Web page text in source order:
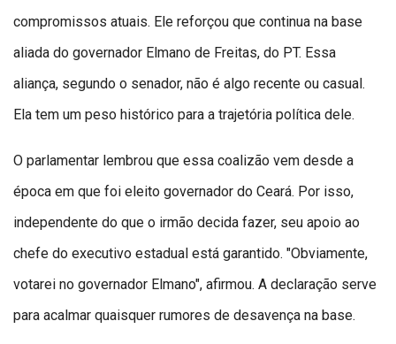
compromissos atuais. Ele reforçou que continua na base
aliada do governador Elmano de Freitas, do PT. Essa
aliança, segundo o senador, não é algo recente ou casual.
Ela tem um peso histórico para a trajetória política dele.
O parlamentar lembrou que essa coalizão vem desde a
época em que foi eleito governador do Ceará. Por isso,
independente do que o irmão decida fazer, seu apoio ao
chefe do executivo estadual está garantido. "Obviamente,
votarei no governador Elmano", afirmou. A declaração serve
para acalmar quaisquer rumores de desavença na base.